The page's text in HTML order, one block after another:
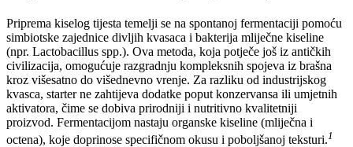
Priprema kiselog tijesta temelji se na spontanoj fermentaciji pomoću
simbiotske zajednice divljih kvasaca i bakterija mliječne kiseline
(npr. Lactobacillus spp.). Ova metoda, koja potječe još iz antičkih
civilizacija, omogućuje razgradnju kompleksnih spojeva iz brašna
kroz višesatno do višednevno vrenje. Za razliku od industrijskog
kvasca, starter ne zahtijeva dodatke poput konzervansa ili umjetnih
aktivatora, čime se dobiva prirodniji i nutritivno kvalitetniji
proizvod. Fermentacijom nastaju organske kiseline (mliječna i
octena), koje doprinose specifičnom okusu i poboljšanoj teksturi.1